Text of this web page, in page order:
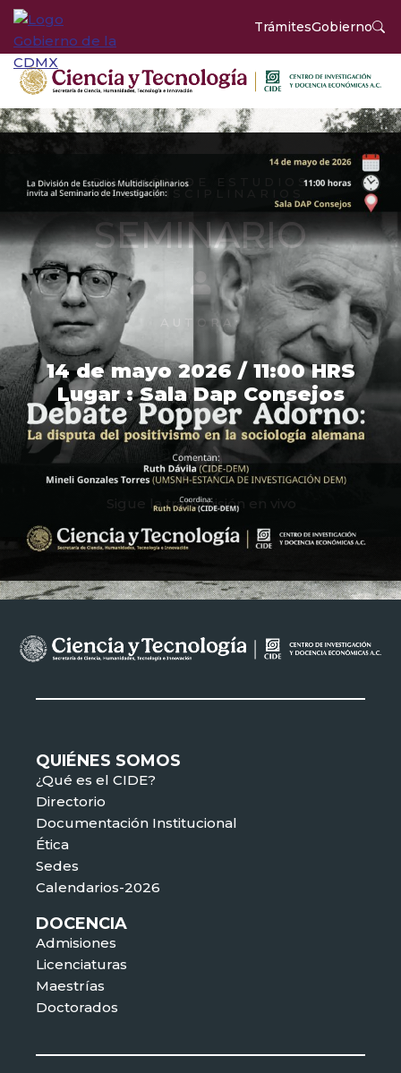
TrámitesGobierno
DIVISIÓN DE ESTUDIOS
MULTIDISCIPLINARIOS
SEMINARIO
AUTORA:
14 de mayo 2026 / 11:00 HRS
Lugar : Sala Dap Consejos
Sigue la transmisión en vivo
QUIÉNES SOMOS
¿Qué es el CIDE?
Directorio
Documentación Institucional
Ética
Sedes
Calendarios-2026
DOCENCIA
Admisiones
Licenciaturas
Maestrías
Doctorados